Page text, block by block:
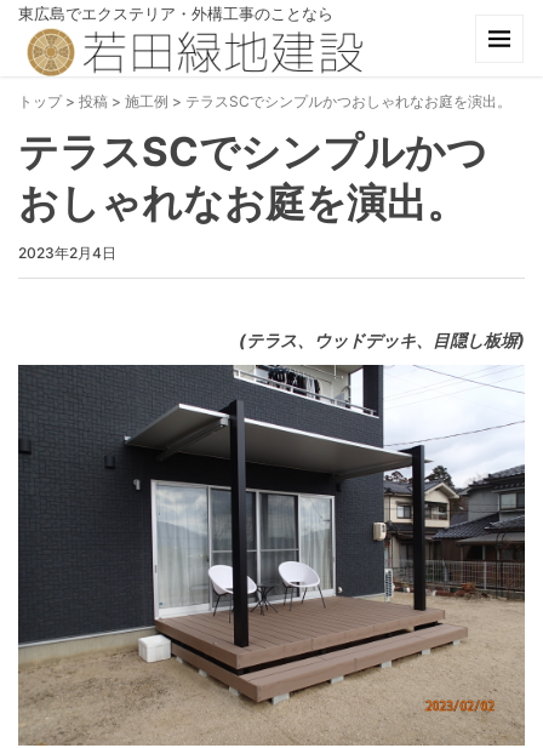
東広島でエクステリア・外構工事のことなら
トップ> 投稿 > 施工例 > テラスSCでシンプルかつおしゃれなお庭を演出。
テラスSCでシンプルかつ
おしゃれなお庭を演出。
2023年2月4日
(テラス、ウッドデッキ、目隠し板塀)